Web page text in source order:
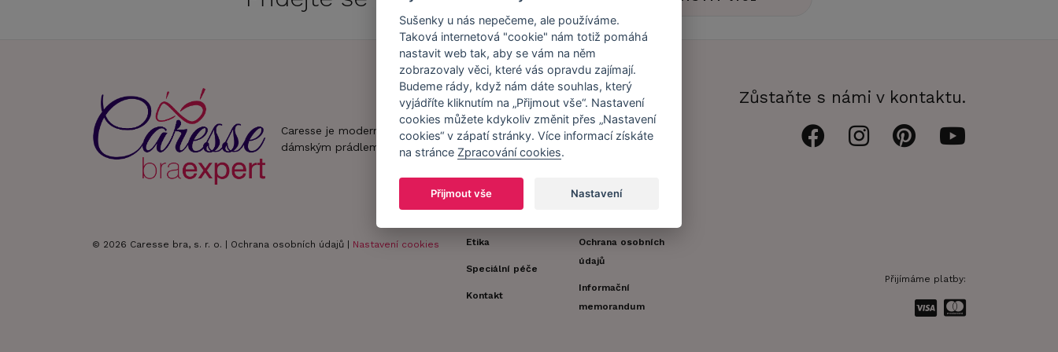
Caresse je moderní obchod s
dámským prádlem.
© 2026 Caresse bra, s. r. o. | Ochrana osobních údajů Nastavení cookies
Náš příběh
Náš tým
Caresse v
Naši partneři a
Etika
Speciální péče
Kontakt
Zákaznický účet
Registrace
zákazníka
Obchodní
Ochrana osobních
údajů
Informační
memorandum
Zůstaňte s námi v kontaktu.
Přijímáme platby:
Sušenky u nás nepečeme, ale používáme.
Taková internetová "cookie" nám totiž pomáhá
nastavit web tak, aby se vám na něm
zobrazovaly věci, které vás opravdu zajímají.
Budeme rády, když nám dáte souhlas, který
vyjádříte kliknutím na „Přijmout vše“. Nastavení
cookies můžete kdykoliv změnit přes „Nastavení
cookies“ v zápatí stránky. Více informací získáte
na stránce Zpracování cookies.
Přijmout vše Nastavení